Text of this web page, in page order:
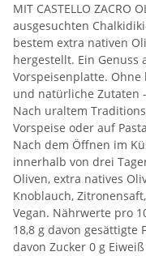
MIT CASTELLO ZACRO
ausgesuchten
bestem extra nativen
hergestellt. Ein
Vorspeisenplatte.
und natürliche Zutaten
Nach uraltem
Vorspeise oder auf
Nach dem Öffnen im
innerhalb von drei
Oliven, extra natives
Knoblauch,
Vegan. Nährwerte pro
18,8 g davon gesättigte
davon Zucker 0 g